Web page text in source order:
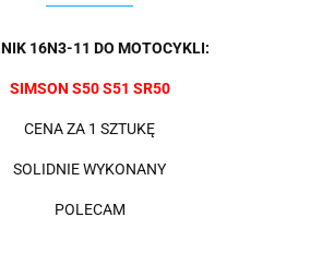
16N3-11 DO MOTOCYKLI:
SIMSON S50 S51 SR50
CENA ZA 1 SZTUKĘ
SOLIDNIE WYKONANY
POLECAM